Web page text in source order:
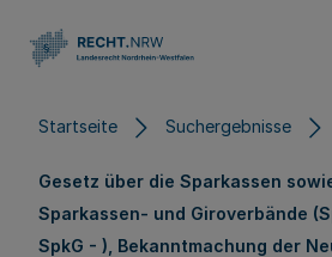
Startseite Suchergebnisse
Gesetz über die Sparkassen
Sparkassen- und Giroverbände
SpkG - ), Bekanntmachung der